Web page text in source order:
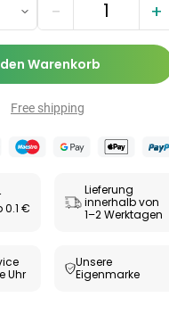
zur
Wert-
€ 17,47 € -26%
extra
€
− +
Warenkorb
Free shipping
€
Lieferung
innerhalb von
1–2 Werktagen
Uhr
Unsere
Eigenmarke